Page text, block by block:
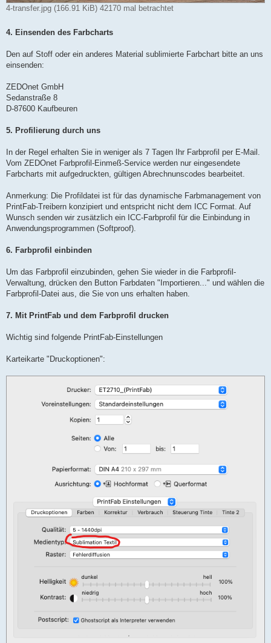
4-transfer.jpg (166.91 KiB) 42170 mal betrachtet
4. Einsenden des Farbcharts
Den auf Stoff oder ein anderes Material sublimierte Farbchart bitte an uns
einsenden:
ZEDOnet GmbH
Sedanstraße 8
D-87600 Kaufbeuren
5. Profilierung durch uns
In der Regel erhalten Sie in weniger als 7 Tagen Ihr Farbprofil per E-Mail.
Vom ZEDOnet Farbprofil-Einmeß-Service werden nur eingesendete
Farbcharts mit aufgedruckten, gültigen Abrechnunscodes bearbeitet.
Anmerkung: Die Profildatei ist für das dynamische Farbmanagement von
PrintFab-Treibern konzipiert und entspricht nicht dem ICC Format. Auf
Wunsch senden wir zusätzlich ein ICC-Farbprofil für die Einbindung in
Anwendungsprogrammen (Softproof).
6. Farbprofil einbinden
Um das Farbprofil einzubinden, gehen Sie wieder in die Farbprofil-
Verwaltung, drücken den Button Farbdaten "Importieren..." und wählen die
Farbprofil-Datei aus, die Sie von uns erhalten haben.
7. Mit PrintFab und dem Farbprofil drucken
Wichtig sind folgende PrintFab-Einstellungen
Karteikarte "Druckoptionen":